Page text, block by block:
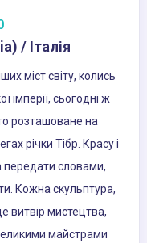
/ Італія
міст світу, колись
імперії, сьогодні ж
розташоване на
річки Тібр. Красу і
словами,
Кожна скульптура,
витвір мистецтва,
майстрами